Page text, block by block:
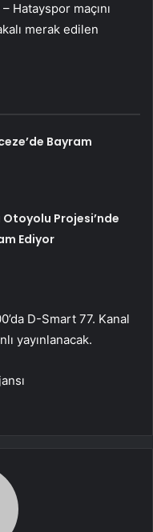
Hatayspor maçını
merak edilen
Bayram
Projesi’nde
Ediyor
D-Smart 77. Kanal
yayınlanacak.